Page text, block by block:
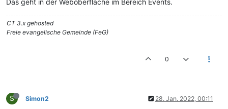
Das geht in der Weboberfläche im Bereich Events.
CT 3.x gehosted
Freie evangelische Gemeinde (FeG)
0
S Simon2 28. Jan. 2022, 00:11